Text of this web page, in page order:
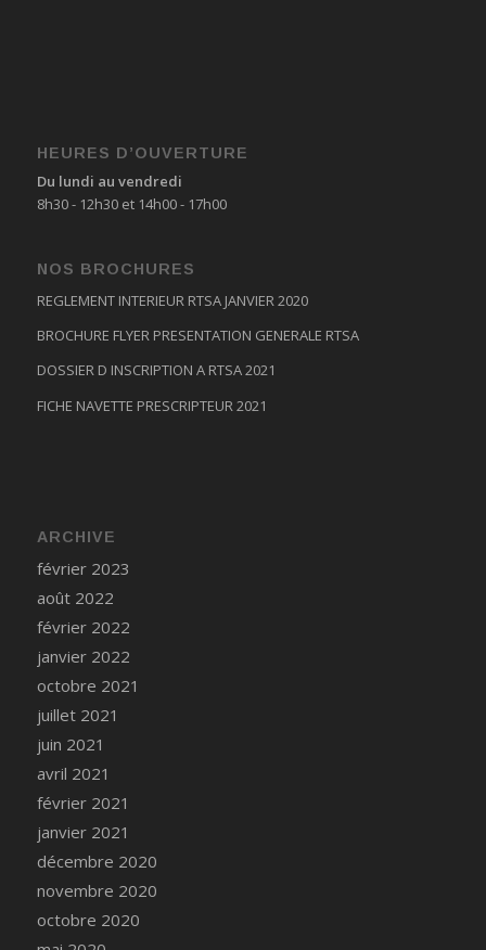
HEURES D’OUVERTURE
Du lundi au vendredi
8h30 - 12h30 et 14h00 - 17h00
NOS BROCHURES
REGLEMENT INTERIEUR RTSA JANVIER 2020
BROCHURE FLYER PRESENTATION GENERALE RTSA
DOSSIER D INSCRIPTION A RTSA 2021
FICHE NAVETTE PRESCRIPTEUR 2021
ARCHIVE
février 2023
août 2022
février 2022
janvier 2022
octobre 2021
juillet 2021
juin 2021
avril 2021
février 2021
janvier 2021
décembre 2020
novembre 2020
octobre 2020